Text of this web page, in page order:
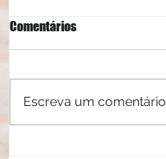
Crise do Livro
Comentários
Escreva um comentário